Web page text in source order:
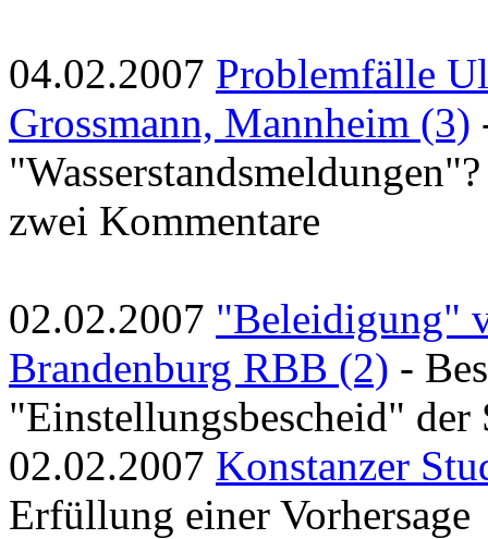
04.02.2007 Problemfälle
Grossmann, Mannheim (3)
zwei Kommentare
02.02.2007 "Beleidigung"
Brandenburg RBB (2) -
"Einstellungsbescheid"
02.02.2007 Konstanzer
Erfüllung einer Vorhersage